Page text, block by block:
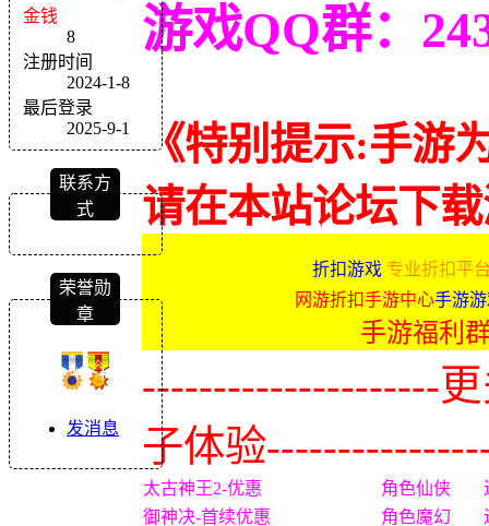
金钱
8
注册时间
2024-1-8
最后登录
2025-9-1
联系方
式
荣誉勋
章
发消息
游戏QQ群：
《特别提示:手游
请在本站论坛下
折扣游戏 专业折扣平
网游折扣手游中心手游
手游福利
---------------------
子体验
太古神王2-优惠 角色仙侠
御神决-首续优惠
角色魔幻